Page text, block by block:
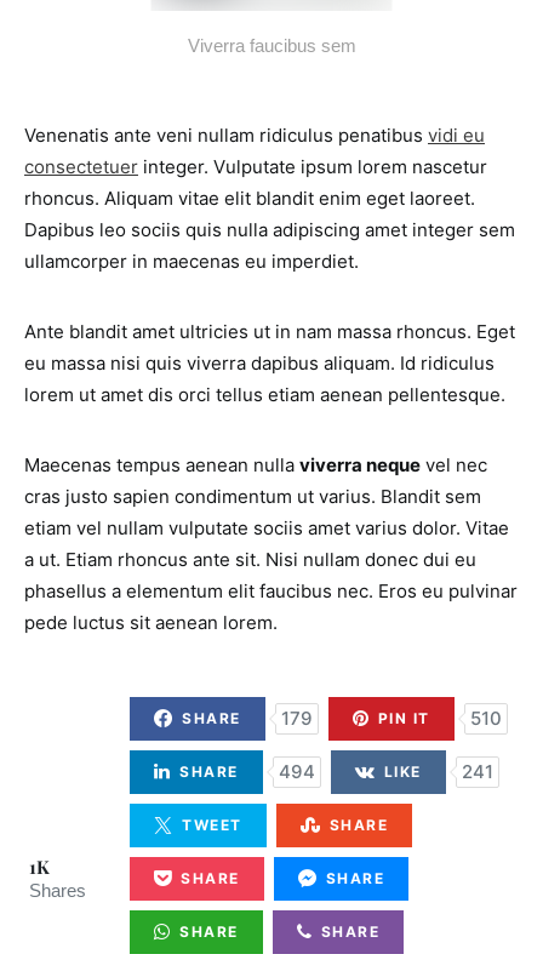
Viverra faucibus sem
Venenatis ante veni nullam ridiculus penatibus vidi eu
consectetuer integer. Vulputate ipsum lorem nascetur
rhoncus. Aliquam vitae elit blandit enim eget laoreet.
Dapibus leo sociis quis nulla adipiscing amet integer sem
ullamcorper in maecenas eu imperdiet.
Ante blandit amet ultricies ut in nam massa rhoncus. Eget
eu massa nisi quis viverra dapibus aliquam. Id ridiculus
lorem ut amet dis orci tellus etiam aenean pellentesque.
Maecenas tempus aenean nulla viverra neque vel nec
cras justo sapien condimentum ut varius. Blandit sem
etiam vel nullam vulputate sociis amet varius dolor. Vitae
a ut. Etiam rhoncus ante sit. Nisi nullam donec dui eu
phasellus a elementum elit faucibus nec. Eros eu pulvinar
pede luctus sit aenean lorem.
1K
Shares
SHARE 179 PIN IT 510
SHARE 494 LIKE 241
TWEET SHARE
SHARE SHARE
SHARE SHARE